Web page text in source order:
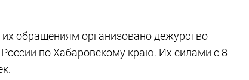
обращениям организовано дежурство
по Хабаровскому краю. Их силами с 8